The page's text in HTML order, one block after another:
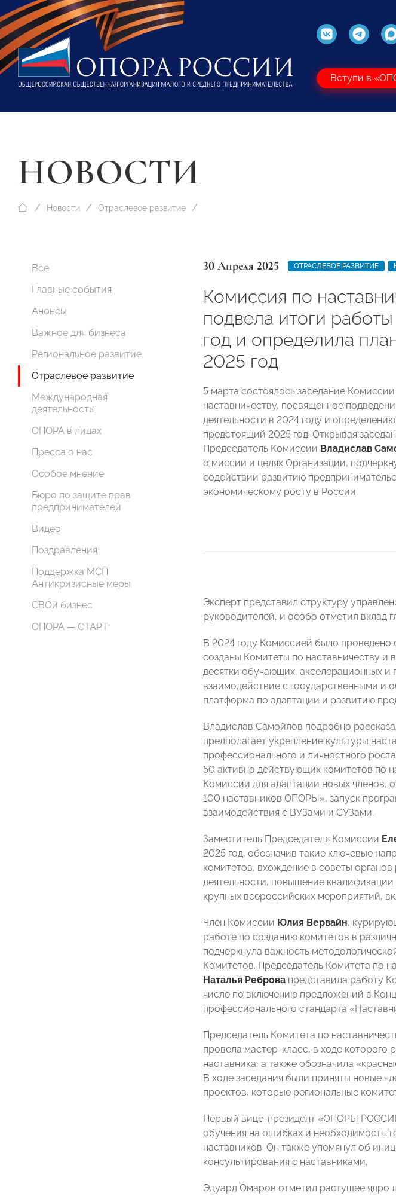
Вступи в
НОВОСТИ
Новости Отраслевое развитие
Все
Главные события
Анонсы
Важное для бизнеса
Региональное развитие
Отраслевое развитие
Международная
деятельность
ОПОРА в лицах
Пресса о нас
Особое мнение
Бюро по защите прав
предпринимателей
Видео
Поздравления
Поддержка МСП.
Антикризисные меры
СВОй бизнес
ОПОРА — СТАРТ
30 Апреля 2025 ОТРАСЛЕВОЕ РАЗВИТИЕ
Комиссия по
подвела итоги
год и определила
2025 год
5 марта состоялось заседание
наставничеству, посвященное
деятельности в 2024 году и
предстоящий 2025 год. Открывая
Председатель Комиссии Владислав
о миссии и целях Организации,
содействии развитию
экономическому росту в России.
Эксперт представил структуру
руководителей, и особо отметил вклад
В 2024 году Комиссией было
созданы Комитеты по наставничеству и
десятки обучающих, акселерационных
взаимодействие с государственными и
платформа по адаптации и развитию
Владислав Самойлов подробно
предполагает укрепление культуры
профессионального и личностного
50 активно действующих комитетов по
Комиссии для адаптации новых членов,
100 наставников ОПОРЫ», запуск
взаимодействия с ВУЗами и СУЗами.
Заместитель Председателя Комиссии
2025 год, обозначив такие ключевые
комитетов, вхождение в советы
деятельности, повышение
крупных всероссийских мероприятий,
Член Комиссии Юлия Вервайн,
работе по созданию комитетов в
подчеркнула важность
Комитетов. Председатель Комитета по
Наталья Реброва представила работу
числе по включению предложений в
профессионального стандарта
Председатель Комитета по
провела мастер-класс, в ходе которого
наставника, а также обозначила
В ходе заседания были приняты новые
проектов, которые региональные
Первый вице-президент «ОПОРЫ
обучения на ошибках и необходимость
наставников. Он также упомянул об
консультирования с наставниками.
Эдуард Омаров отметил растущее ядро